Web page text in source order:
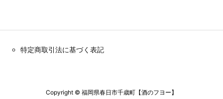
特定商取引法に基づく表記
Copyright © 福岡県春日市千歳町【酒のフヨー】